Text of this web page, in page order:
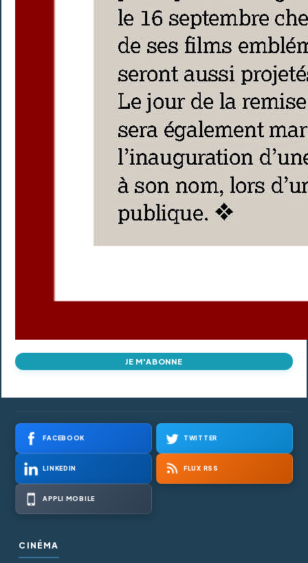
JE M'ABONNE
FACEBOOK TWITTER
LINKEDIN FLUX RSS
APPLI MOBILE
CINÉMA